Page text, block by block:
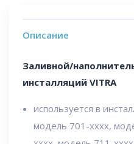
Описание
Заливной/
инсталляций VITRA
используется в
модель 701-хххх,